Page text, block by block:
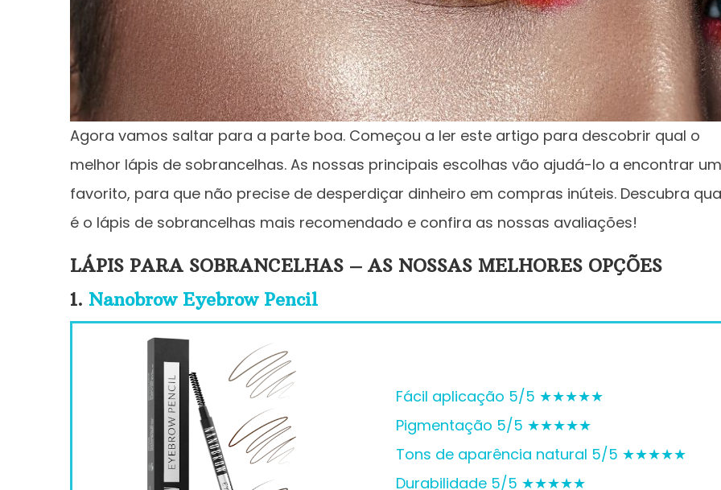
Agora vamos saltar para a parte boa. Começou a ler este artigo para descobrir qual o
melhor lápis de sobrancelhas. As nossas principais escolhas vão ajudá-lo a encontrar um
favorito, para que não precise de desperdiçar dinheiro em compras inúteis. Descubra
é o lápis de sobrancelhas mais recomendado e confira as nossas avaliações!
LÁPIS PARA SOBRANCELHAS – AS NOSSAS MELHORES OPÇÕES
1. Nanobrow Eyebrow Pencil
Fácil aplicação 5/5 ★★★★★
Pigmentação 5/5 ★★★★★
Tons de aparência natural 5/5 ★★★★★
Durabilidade 5/5 ★★★★★